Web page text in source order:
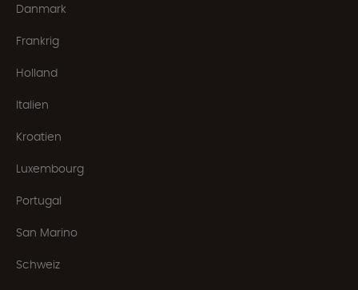
Danmark
Frankrig
Holland
Italien
Kroatien
Luxembourg
Portugal
San Marino
Schweiz